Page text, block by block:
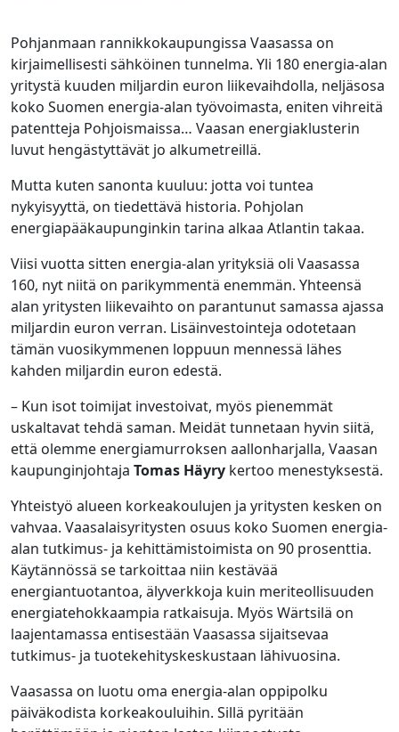
Pohjanmaan rannikkokaupungissa Vaasassa on
kirjaimellisesti sähköinen tunnelma. Yli 180 energia-alan
yritystä kuuden miljardin euron liikevaihdolla, neljäsosa
koko Suomen energia-alan työvoimasta, eniten vihreitä
patentteja Pohjoismaissa… Vaasan energiaklusterin
luvut hengästyttävät jo alkumetreillä.
Mutta kuten sanonta kuuluu: jotta voi tuntea
nykyisyyttä, on tiedettävä historia. Pohjolan
energiapääkaupunginkin tarina alkaa Atlantin takaa.
Viisi vuotta sitten energia-alan yrityksiä oli Vaasassa
160, nyt niitä on parikymmentä enemmän. Yhteensä
alan yritysten liikevaihto on parantunut samassa ajassa
miljardin euron verran. Lisäinvestointeja odotetaan
tämän vuosikymmenen loppuun mennessä lähes
kahden miljardin euron edestä.
– Kun isot toimijat investoivat, myös pienemmät
uskaltavat tehdä saman. Meidät tunnetaan hyvin siitä,
että olemme energiamurroksen aallonharjalla, Vaasan
kaupunginjohtaja Tomas Häyry kertoo menestyksestä.
Yhteistyö alueen korkeakoulujen ja yritysten kesken on
vahvaa. Vaasalaisyritysten osuus koko Suomen energia-
alan tutkimus- ja kehittämistoimista on 90 prosenttia.
Käytännössä se tarkoittaa niin kestävää
energiantuotantoa, älyverkkoja kuin meriteollisuuden
energiatehokkaampia ratkaisuja. Myös Wärtsilä on
laajentamassa entisestään Vaasassa sijaitsevaa
tutkimus- ja tuotekehityskeskustaan lähivuosina.
Vaasassa on luotu oma energia-alan oppipolku
päiväkodista korkeakouluihin. Sillä pyritään